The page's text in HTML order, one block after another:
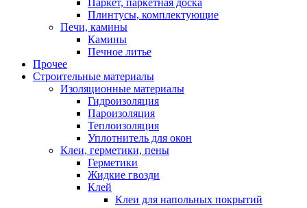
Плинтусы, комплектующие
Печи, камины
Камины
Печное литье
Прочее
Строительные материалы
Изоляционные материалы
Гидроизоляция
Пароизоляция
Теплоизоляция
Уплотнитель для окон
Клеи, герметики, пены
Герметики
Жидкие гвозди
Клей
Клеи для напольных покрытий